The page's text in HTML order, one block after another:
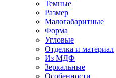
Темные
Размер
Малогабаритные
Форма
Угловые
Отделка и материал
Из МДФ
Зеркальные
Особенности